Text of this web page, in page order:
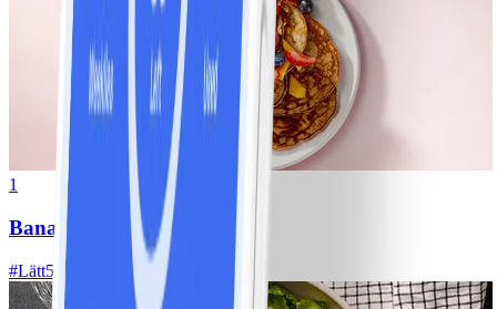
1
Bananpannkakor
#Lätt5 MIN